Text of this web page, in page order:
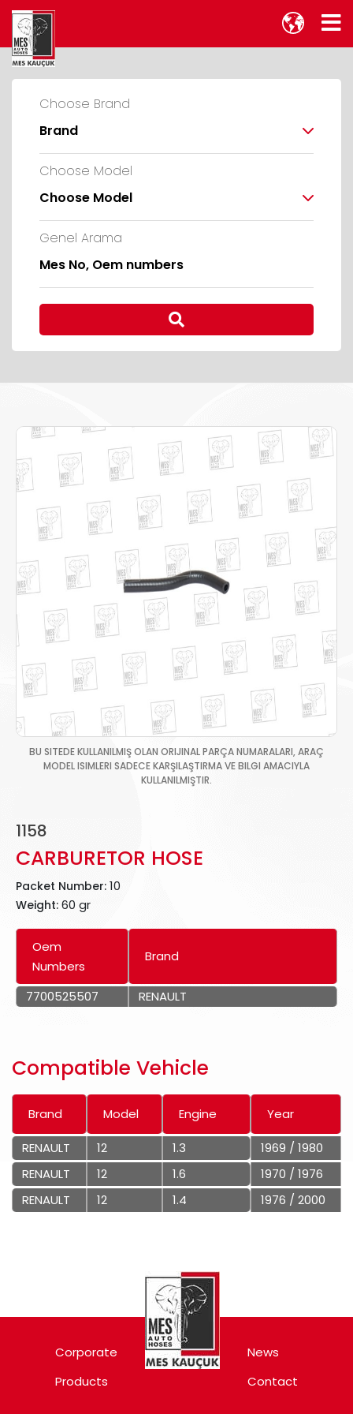
Choose Brand
Brand
Choose Model
Choose Model
Genel Arama
BU SITEDE KULLANILMIŞ OLAN ORIJINAL PARÇA NUMARALARI, ARAÇ
MODEL ISIMLERI SADECE KARŞILAŞTIRMA VE BILGI AMACIYLA
KULLANILMIŞTIR.
1158
CARBURETOR HOSE
Packet Number: 10
Weight: 60 gr
Oem
Numbers
Brand
7700525507 RENAULT
Compatible Vehicle
Brand Model Engine Year
RENAULT 12 1.3
1969 / 1980
RENAULT
12 1.6
1970 / 1976
RENAULT
12 1.4 1976 / 2000
Corporate
Products
News
Contact